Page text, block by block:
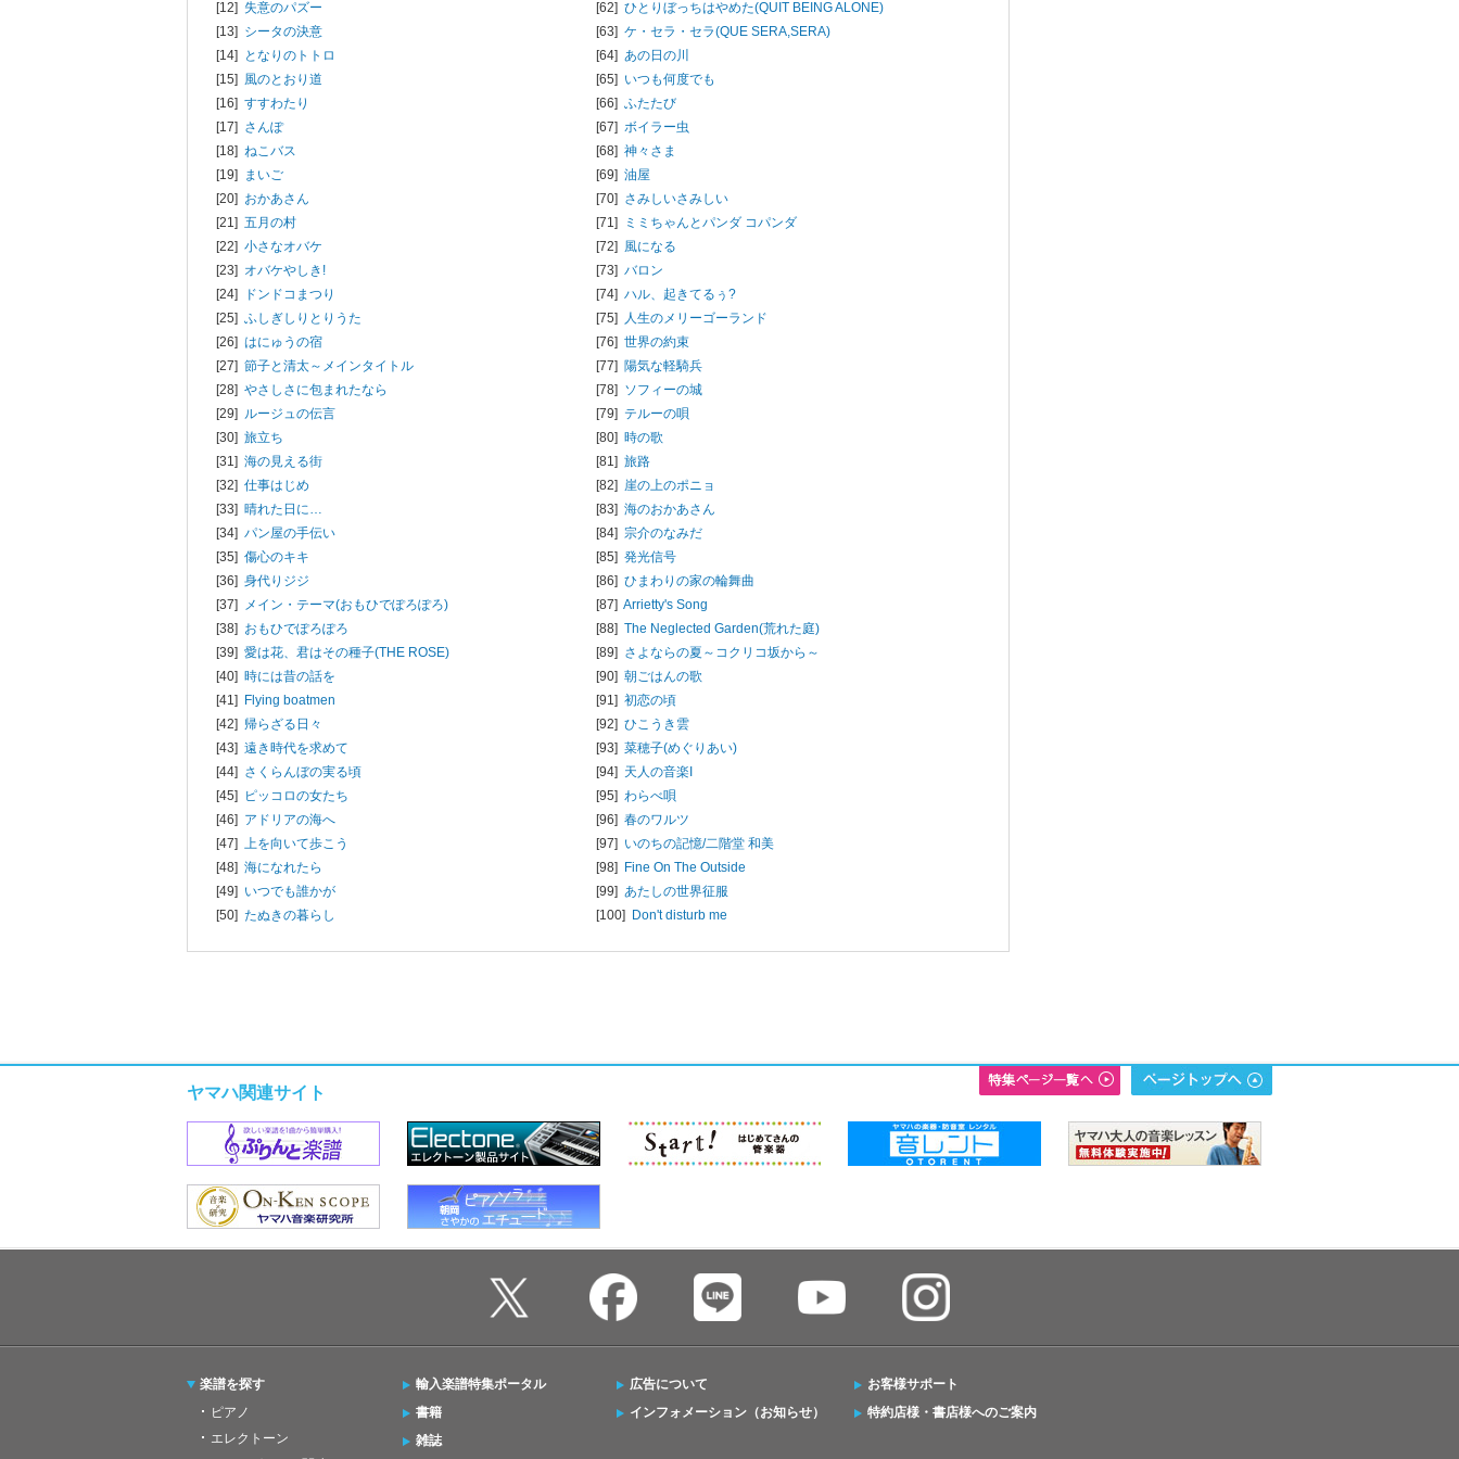
[12] 失意のパズー
[13] シータの決意
[14] となりのトトロ
[15] 風のとおり道
[16] すすわたり
[17] さんぽ
[18] ねこバス
[19] まいご
[20] おかあさん
[21] 五月の村
[22] 小さなオバケ
[23] オバケやしき!
[24]
ドンドコまつり
[25] ふしぎしりとりうた
[26] はにゅうの宿
[27] 節子と清太～メインタイトル
[28] やさしさに包まれたなら
[29] ルージュの伝言
[30] 旅立ち
[31] 海の見える街
[32] 仕事はじめ
[33] 晴れた日に…
[34] パン屋の手伝い
[35] 傷心のキキ
[36] 身代りジジ
[37] メイン・テーマ(おもひでぽろぽろ)
[38] おもひでぽろぽろ
[39] 愛は花、君はその種子(THE ROSE)
[40] 時には昔の話を
[41] Flying boatmen
[42] 帰らざる日々
[43] 遠き時代を求めて
[44] さくらんぼの実る頃
[45] ピッコロの女たち
[46] アドリアの海へ
[47] 上を向いて歩こう
[48] 海になれたら
[49] いつでも誰かが
[50] たぬきの暮らし
[62] ひとりぼっちはやめた(QUIT BEING ALONE)
[63] ケ・セラ・セラ(QUE SERA,SERA)
[64] あの日の川
[65] いつも何度でも
[66] ふたたび
[67] ボイラー虫
[68] 神々さま
[69] 油屋
[70] さみしいさみしい
[71]
ミミちゃんとパンダ コパンダ
[72] 風になる
[73] バロン
[74] ハル、起きてるぅ?
[75] 人生のメリーゴーランド
[76] 世界の約束
[77] 陽気な軽騎兵
[78] ソフィーの城
[79] テルーの唄
[80] 時の歌
[81] 旅路
[82] 崖の上のポニョ
[83] 海のおかあさん
[84] 宗介のなみだ
[85] 発光信号
[86] ひまわりの家の輪舞曲
[87] Arrietty's Song
[88] The Neglected Garden(荒れた庭)
[89] さよならの夏～コクリコ坂から～
[90] 朝ごはんの歌
[91] 初恋の頃
[92] ひこうき雲
[93] 菜穂子(めぐりあい)
[94] 天人の音楽I
[95] わらべ唄
[96] 春のワルツ
[97] いのちの記憶/二階堂 和美
[98] Fine On The Outside
[99] あたしの世界征服
[100] Don't disturb me
ヤマハ関連サイト
楽譜を探す
ピアノ
エレクトーン
輸入楽譜特集ポータル
書籍
雑誌
広告について
インフォメーション（お知らせ）
お客様サポート
特約店様・書店様へのご案内